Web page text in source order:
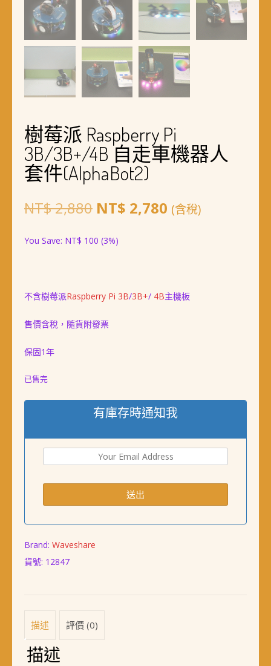
樹莓派 Raspberry Pi
3B/3B+/4B 自走車機器人
套件(AlphaBot2)
NT$2,880 原
價
NT$ 2,880。
NT$ 2,780 目
NT$ 2,780。
(含稅)
You Save: NT$ 100 (3%)
不含樹莓派Raspberry Pi 3B/3B+/ 4B主機板
售價含稅，隨貨附發票
保固1年
已售完
有庫存時通知我
Brand: Waveshare
貨號: 12847
描述 評價 (0)
描述